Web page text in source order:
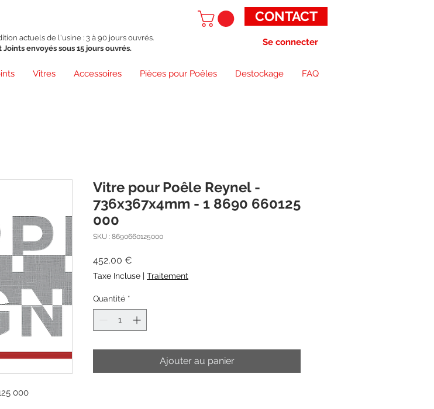
CONTACT
actuels de l'usine : 3 à 90 jours ouvrés.
Joints envoyés sous 15 jours ouvrés.
Se connecter
Vitres Accessoires Pièces pour Poêles Destockage FAQ
000
Vitre pour Poêle Reynel -
736x367x4mm - 1 8690 660125
000
SKU : 8690660125000
452,00 €
Taxe Incluse | Traitement
Quantité *
Ajouter au panier